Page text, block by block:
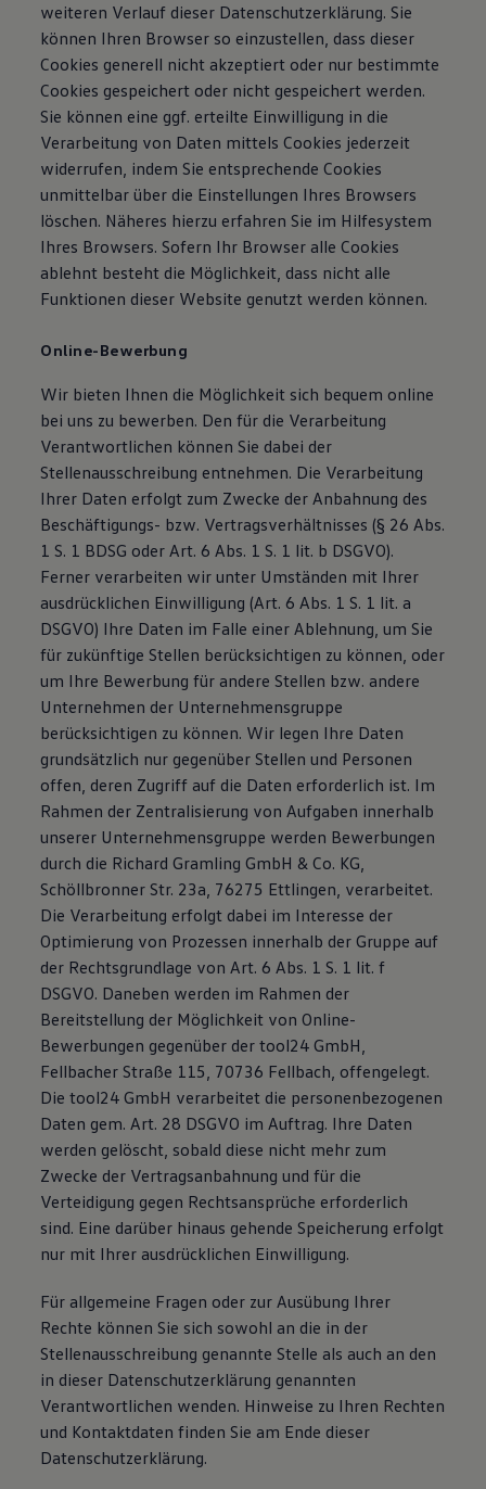
weiteren Verlauf dieser Datenschutzerklärung. Sie
können Ihren Browser so einzustellen, dass dieser
Cookies generell nicht akzeptiert oder nur bestimmte
Cookies gespeichert oder nicht gespeichert werden.
Sie können eine ggf. erteilte Einwilligung in die
Verarbeitung von Daten mittels Cookies jederzeit
widerrufen, indem Sie entsprechende Cookies
unmittelbar über die Einstellungen Ihres Browsers
löschen. Näheres hierzu erfahren Sie im Hilfesystem
Ihres Browsers. Sofern Ihr Browser alle Cookies
ablehnt besteht die Möglichkeit, dass nicht alle
Funktionen dieser Website genutzt werden können.
Online-Bewerbung
Wir bieten Ihnen die Möglichkeit sich bequem online
bei uns zu bewerben. Den für die Verarbeitung
Verantwortlichen können Sie dabei der
Stellenausschreibung entnehmen. Die Verarbeitung
Ihrer Daten erfolgt zum Zwecke der Anbahnung des
Beschäftigungs- bzw. Vertragsverhältnisses (§ 26 Abs.
1 S. 1 BDSG oder Art. 6 Abs. 1 S. 1 lit. b DSGVO).
Ferner verarbeiten wir unter Umständen mit Ihrer
ausdrücklichen Einwilligung (Art. 6 Abs. 1 S. 1 lit. a
DSGVO) Ihre Daten im Falle einer Ablehnung, um Sie
für zukünftige Stellen berücksichtigen zu können, oder
um Ihre Bewerbung für andere Stellen bzw. andere
Unternehmen der Unternehmensgruppe
berücksichtigen zu können. Wir legen Ihre Daten
grundsätzlich nur gegenüber Stellen und Personen
offen, deren Zugriff auf die Daten erforderlich ist. Im
Rahmen der Zentralisierung von Aufgaben innerhalb
unserer Unternehmensgruppe werden Bewerbungen
durch die Richard Gramling GmbH & Co. KG,
Schöllbronner Str. 23a, 76275 Ettlingen, verarbeitet.
Die Verarbeitung erfolgt dabei im Interesse der
Optimierung von Prozessen innerhalb der Gruppe auf
der Rechtsgrundlage von Art. 6 Abs. 1 S. 1 lit. f
DSGVO. Daneben werden im Rahmen der
Bereitstellung der Möglichkeit von Online-
Bewerbungen gegenüber der tool24 GmbH,
Fellbacher Straße 115, 70736 Fellbach, offengelegt.
Die tool24 GmbH verarbeitet die personenbezogenen
Daten gem. Art. 28 DSGVO im Auftrag. Ihre Daten
werden gelöscht, sobald diese nicht mehr zum
Zwecke der Vertragsanbahnung und für die
Verteidigung gegen Rechtsansprüche erforderlich
sind. Eine darüber hinaus gehende Speicherung erfolgt
nur mit Ihrer ausdrücklichen Einwilligung.
Für allgemeine Fragen oder zur Ausübung Ihrer
Rechte können Sie sich sowohl an die in der
Stellenausschreibung genannte Stelle als auch an den
in dieser Datenschutzerklärung genannten
Verantwortlichen wenden. Hinweise zu Ihren Rechten
und Kontaktdaten finden Sie am Ende dieser
Datenschutzerklärung.